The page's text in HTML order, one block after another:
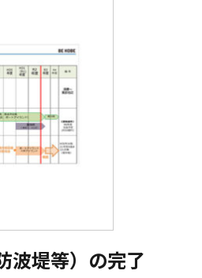
波堤等）の完了